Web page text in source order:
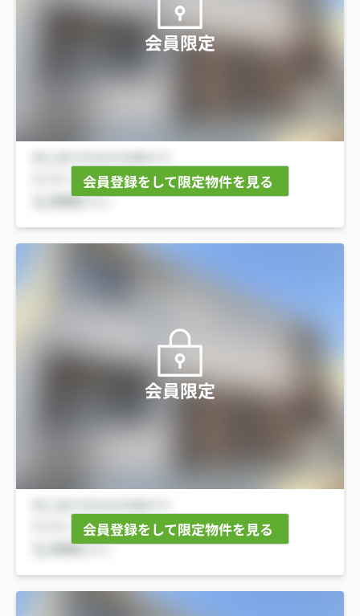
会員限定
会員登録をして限定物件を見る
会員限定
会員登録をして限定物件を見る